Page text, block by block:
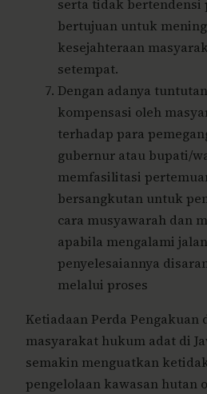
serta tidak bertendensi
bertujuan untuk
kesejahteraan
setempat.
Dengan adanya
kompensasi oleh
terhadap para
gubernur atau bupati/
memfasilitasi
bersangkutan untuk
cara musyawarah dan
apabila mengalami
penyelesaiannya
melalui proses
Ketiadaan Perda Pengakuan
masyarakat hukum adat di
semakin menguatkan
pengelolaan kawasan hutan